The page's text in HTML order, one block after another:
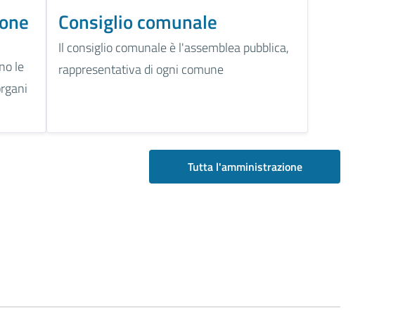
le
Consiglio comunale
Il consiglio comunale è l'assemblea pubblica,
rappresentativa di ogni comune
Tutta l'amministrazione